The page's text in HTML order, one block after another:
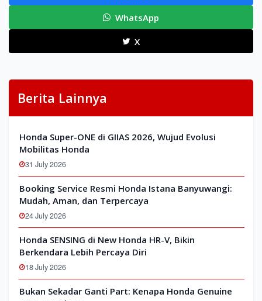
WhatsApp
X
Berita Lainnya
Honda Super-ONE di GIIAS 2026, Wujud Evolusi
Mobilitas Honda
31 July 2026
Booking Service Resmi Honda Istana Banyuwangi:
Mudah, Aman, dan Terpercaya
24 July 2026
Honda SENSING di New Honda HR-V, Bikin
Berkendara Lebih Percaya Diri
18 July 2026
Bukan Sekadar Ganti Part: Kenapa Honda Genuine